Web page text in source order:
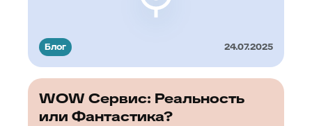
Блог 24.07.2025
WOW Сервис: Реальность
или Фантастика?